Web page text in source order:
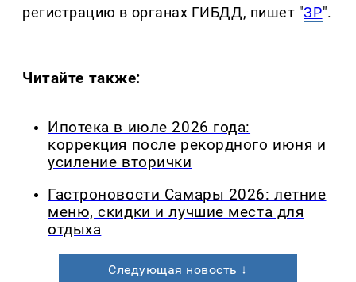
регистрацию в органах ГИБДД, пишет "ЗР".
Читайте также:
Ипотека в июле 2026 года:
коррекция после рекордного июня и
усиление вторички
Гастроновости Самары 2026: летние
меню, скидки и лучшие места для
отдыха
Следующая новость ↓